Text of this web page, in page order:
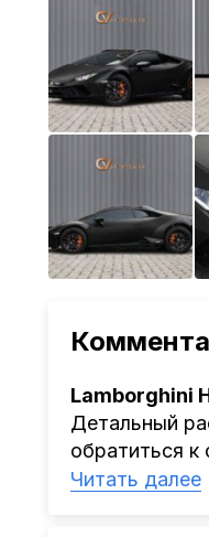
Lamborghini
Детальный
обратиться
Наша
Читать далее